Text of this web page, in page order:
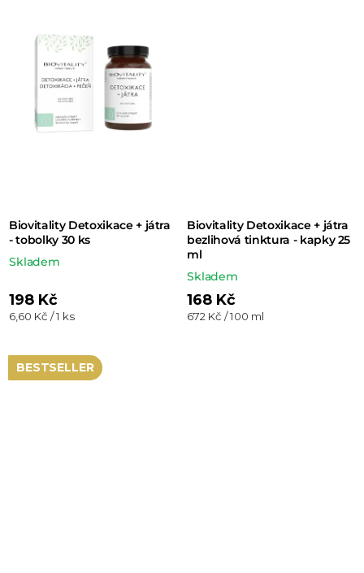
Biovitality Detoxikace + játra
- tobolky 30 ks
Skladem
198 Kč
Měrná
6,60 Kč / 1 ks
Biovitality Detoxikace + játra
bezlihová tinktura - kapky 25
ml
Skladem
168 Kč
Měrná
672 Kč / 100 ml
BESTSELLER